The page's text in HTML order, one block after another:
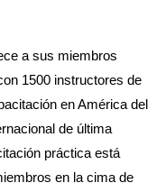
a sus miembros
1500 instructores de
en América del
de última
práctica está
en la cima de